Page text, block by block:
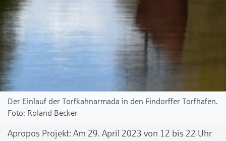
Der Einlauf der Torfkahnarmada in den Findorffer Torfhafen.
Roland Becker
Apropos Projekt: Am 29. April 2023 von 12 bis 22 Uhr